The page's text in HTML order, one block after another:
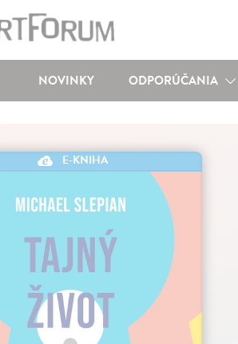
NOVINKY ODPORÚČANIA
E-KNIHA